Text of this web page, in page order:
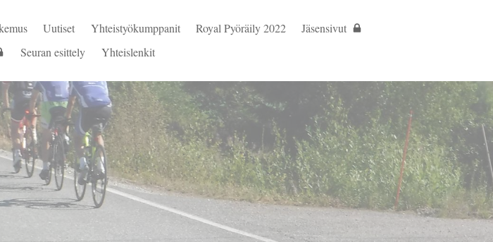
Uutiset Yhteistyökumppanit Royal Pyöräily 2022
Jäsensivut
Seuran esittely Yhteislenkit